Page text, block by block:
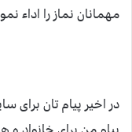
مهمانان نماز را اداء
در اخیر پیام تان برای